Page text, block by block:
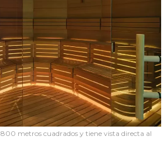
metros cuadrados y tiene vista directa al